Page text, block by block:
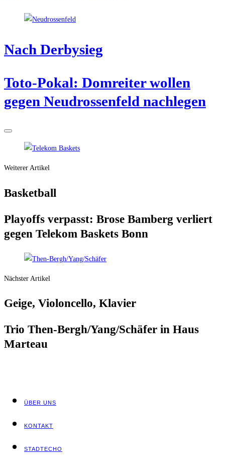
Nach Der­by­sieg
Toto-Pokal: Dom­rei­ter wol­len
gegen Neu­dros­sen­feld nachlegen
Weiterer Artikel
Bas­ket­ball
Play­offs ver­passt: Bro­se Bam­berg ver­liert
gegen Tele­kom Bas­kets Bonn
Nächster Artikel
Gei­ge, Vio­lon­cel­lo, Klavier
Trio Then-Berg­h/Yang/­Schä­fer in Haus
Marteau
ÜBER UNS
KON­TAKT
STADT­ECHO